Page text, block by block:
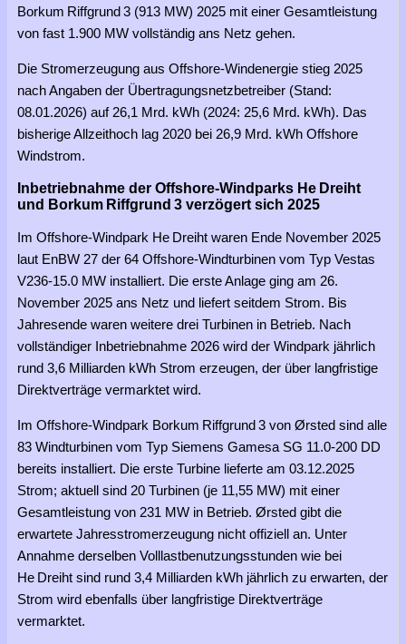
Borkum Riffgrund 3 (913 MW) 2025 mit einer Gesamtleistung
von fast 1.900 MW vollständig ans Netz gehen.
Die Stromerzeugung aus Offshore-Windenergie stieg 2025
nach Angaben der Übertragungsnetzbetreiber (Stand:
08.01.2026) auf 26,1 Mrd. kWh (2024: 25,6 Mrd. kWh). Das
bisherige Allzeithoch lag 2020 bei 26,9 Mrd. kWh Offshore
Windstrom.
Inbetriebnahme der Offshore-Windparks He Dreiht
und Borkum Riffgrund 3 verzögert sich 2025
Im Offshore-Windpark He Dreiht waren Ende November 2025
laut EnBW 27 der 64 Offshore-Windturbinen vom Typ Vestas
V236-15.0 MW installiert. Die erste Anlage ging am 26.
November 2025 ans Netz und liefert seitdem Strom. Bis
Jahresende waren weitere drei Turbinen in Betrieb. Nach
vollständiger Inbetriebnahme 2026 wird der Windpark jährlich
rund 3,6 Milliarden kWh Strom erzeugen, der über langfristige
Direktverträge vermarktet wird.
Im Offshore-Windpark Borkum Riffgrund 3 von Ørsted sind alle
83 Windturbinen vom Typ Siemens Gamesa SG 11.0-200 DD
bereits installiert. Die erste Turbine lieferte am 03.12.2025
Strom; aktuell sind 20 Turbinen (je 11,55 MW) mit einer
Gesamtleistung von 231 MW in Betrieb. Ørsted gibt die
erwartete Jahresstromerzeugung nicht offiziell an. Unter
Annahme derselben Volllastbenutzungsstunden wie bei
He Dreiht sind rund 3,4 Milliarden kWh jährlich zu erwarten, der
Strom wird ebenfalls über langfristige Direktverträge
vermarktet.